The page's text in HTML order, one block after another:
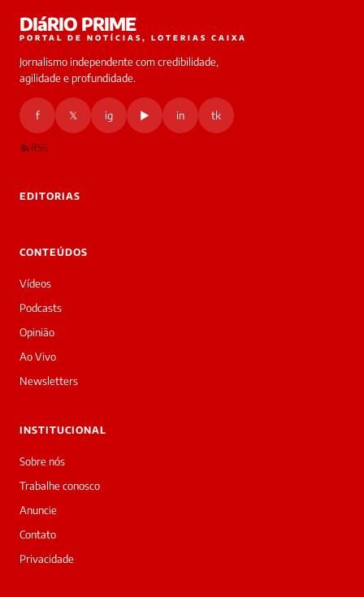
online
Boa
Sou
a
daqui
do
Prime.
Mary
silva
acabou
de
essa
matéria
e
DIáRIO PRIME
PORTAL DE NOTÍCIAS, LOTERIAS CAIXA
Jornalismo independente com credibilidade,
agilidade e profundidade.
f 𝕏 ig ▶ in tk
RSS
EDITORIAS
CONTEÚDOS
Vídeos
Podcasts
Opinião
Ao Vivo
Newsletters
INSTITUCIONAL
Sobre nós
Trabalhe conosco
Anuncie
Contato
Privacidade